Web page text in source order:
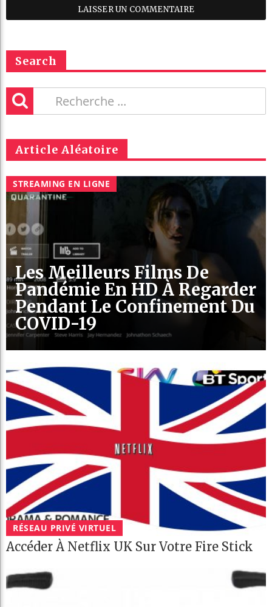
Search
Article Aléatoire
STREAMING EN LIGNE
Les Meilleurs Films De
Pandémie En HD À Regarder
Pendant Le Confinement Du
COVID-19
RÉSEAU PRIVÉ VIRTUEL
Accéder À Netflix UK Sur Votre Fire Stick